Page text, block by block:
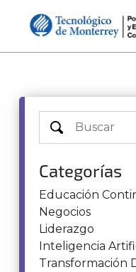
Categorías
Educación
Negocios
Liderazgo
Inteligencia
Transformación